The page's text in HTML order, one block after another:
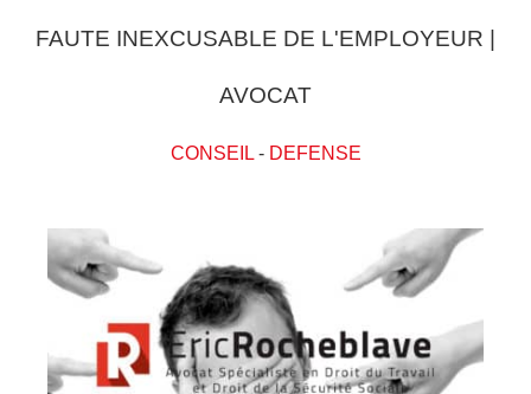
FAUTE INEXCUSABLE DE L'EMPLOYEUR |
AVOCAT
CONSEIL- DEFENSE